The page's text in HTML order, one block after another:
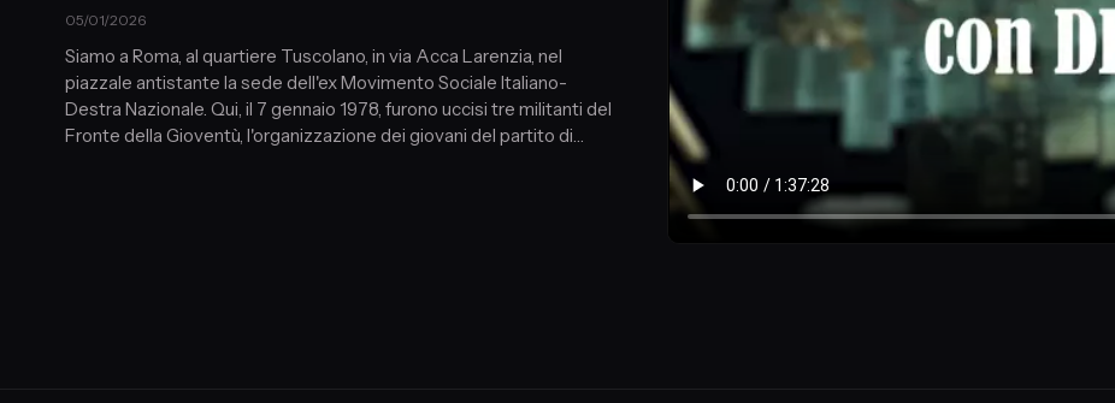
05/01/2026
Siamo a Roma, al quartiere Tuscolano, in via Acca Larenzia, nel
piazzale antistante la sede dell'ex Movimento Sociale Italiano-
Destra Nazionale. Qui, il 7 gennaio 1978, furono uccisi tre militanti del
Fronte della Gioventù, l'organizzazione dei giovani del partito di